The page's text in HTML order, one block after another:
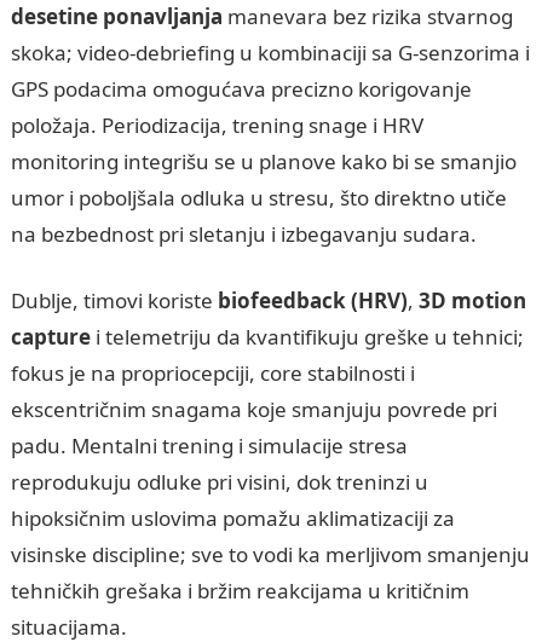
desetine ponavljanja manevara bez rizika stvarnog
skoka; video‑debriefing u kombinaciji sa G‑senzorima i
GPS podacima omogućava precizno korigovanje
položaja. Periodizacija, trening snage i HRV
monitoring integrišu se u planove kako bi se smanjio
umor i poboljšala odluka u stresu, što direktno utiče
na bezbednost pri sletanju i izbegavanju sudara.
Dublje, timovi koriste biofeedback (HRV), 3D motion
capturei telemetriju da kvantifikuju greške u tehnici;
fokus je na propriocepciji, core stabilnosti i
ekscentričnim snagama koje smanjuju povrede pri
padu. Mentalni trening i simulacije stresa
reprodukuju odluke pri visini, dok treninzi u
hipoksičnim uslovima pomažu aklimatizaciji za
visinske discipline; sve to vodi ka merljivom smanjenju
tehničkih grešaka i bržim reakcijama u kritičnim
situacijama.